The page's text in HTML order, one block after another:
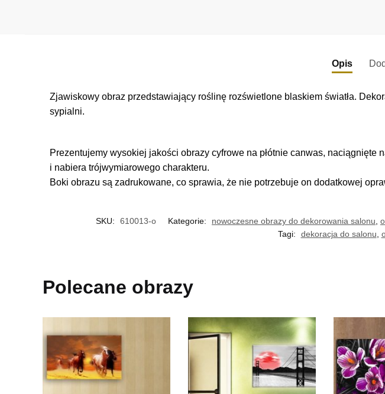
Opis
Zjawiskowy obraz przedstawiający roślinę rozświetlone blaskiem światła.
sypialni.
Prezentujemy wysokiej jakości obrazy cyfrowe na płótnie canwas,
i nabiera trójwymiarowego charakteru.
Boki obrazu są zadrukowane, co sprawia, że nie potrzebuje on dodatkowej
SKU: 610013-o Kategorie: nowoczesne obrazy do dekorowania salonu
Tagi:
dekoracja do salonu
Polecane obrazy